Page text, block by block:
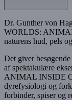
Dr. Gunther von
WORLDS:
naturens hud, pels
Det giver
af spektakulære
ANIMAL INSIDE
dyrefysiologi og
forbinder, spiser og